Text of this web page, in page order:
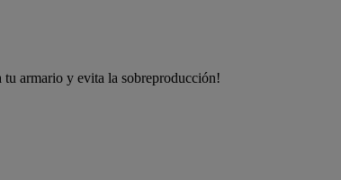
tu armario y evita la sobreproducción!